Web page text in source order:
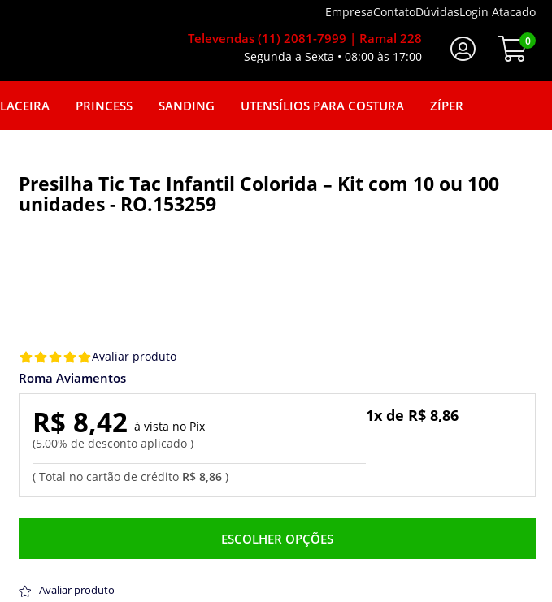
EmpresaContatoDúvidasLogin Atacado
0
Televendas (11) 2081-7999 | Ramal 228
Segunda a Sexta • 08:00 às 17:00
LACEIRA PRINCESS SANDING UTENSÍLIOS PARA COSTURA ZÍPER
Presilha Tic Tac Infantil Colorida – Kit com 10 ou 100
unidades - RO.153259
Avaliar produto
Roma Aviamentos
R$ 8,86
1x de R$ 8,86
R$ 8,42
5,00% de desconto aplicado
Pix
ESCOLHER OPÇÕES
Avaliar produto